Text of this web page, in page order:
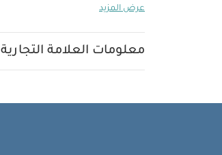
ومتناسقًا لصغارك.
عرض المزيد
معلومات العلامة التجارية